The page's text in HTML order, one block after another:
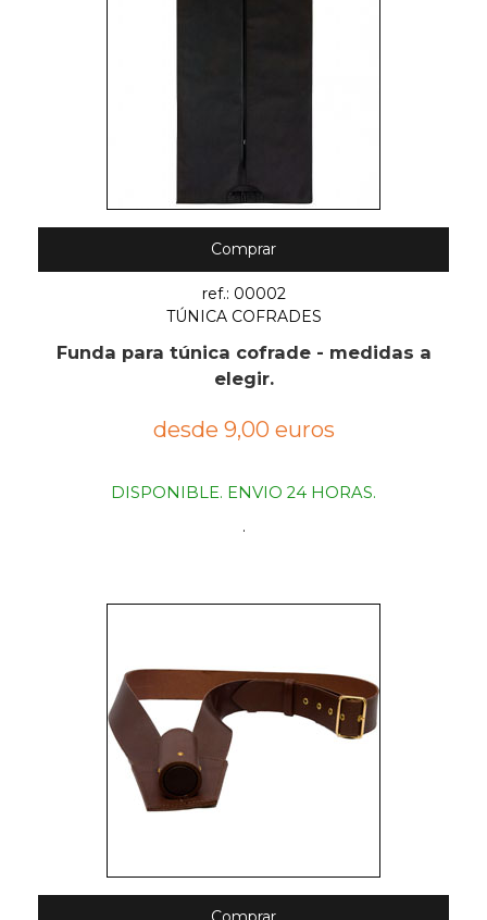
Comprar
ref.: 00002
TÚNICA COFRADES
Funda para túnica cofrade - medidas a
elegir.
desde 9,00 euros
DISPONIBLE. ENVIO 24 HORAS.
.